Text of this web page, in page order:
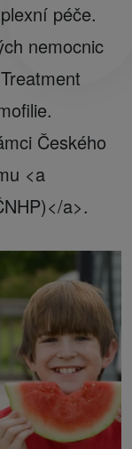
péče.
nemocnic
Českého
<a
a>.